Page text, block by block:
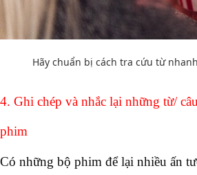
Hãy chuẩn bị cách tra cứu từ
4. Ghi chép và nhắc lại những từ/
phim
Có những bộ phim để lại nhiều ấn